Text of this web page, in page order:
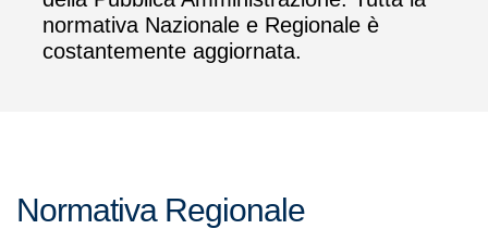
normativa Nazionale e Regionale è
costantemente aggiornata.
Normativa Regionale